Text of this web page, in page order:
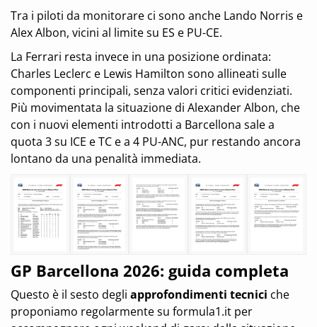
Tra i piloti da monitorare ci sono anche Lando Norris e
Alex Albon, vicini al limite su ES e PU-CE.
La Ferrari resta invece in una posizione ordinata:
Charles Leclerc e Lewis Hamilton sono allineati sulle
componenti principali, senza valori critici evidenziati.
Più movimentata la situazione di Alexander Albon, che
con i nuovi elementi introdotti a Barcellona sale a
quota 3 su ICE e TC e a 4 PU-ANC, pur restando ancora
lontano da una penalità immediata.
GP Barcellona 2026: guida completa
Questo è il sesto degli approfondimenti tecnici che
proponiamo regolarmente su formula1.it per